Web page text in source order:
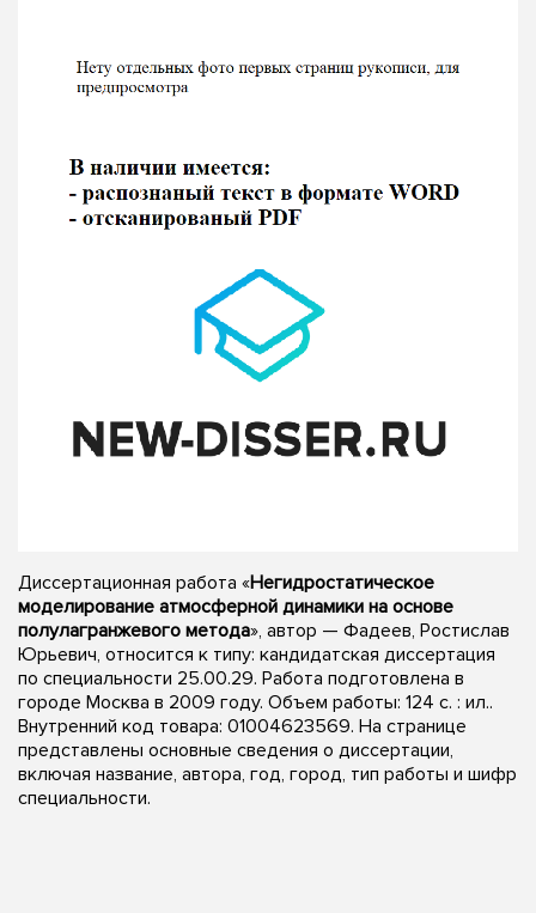
Диссертационная работа «Негидростатическое
моделирование атмосферной динамики на основе
полулагранжевого метода», автор — Фадеев, Ростислав
Юрьевич, относится к типу: кандидатская диссертация
по специальности 25.00.29. Работа подготовлена в
городе Москва в 2009 году. Объем работы: 124 с. : ил..
Внутренний код товара: 01004623569. На странице
представлены основные сведения о диссертации,
включая название, автора, год, город, тип работы и шифр
специальности.